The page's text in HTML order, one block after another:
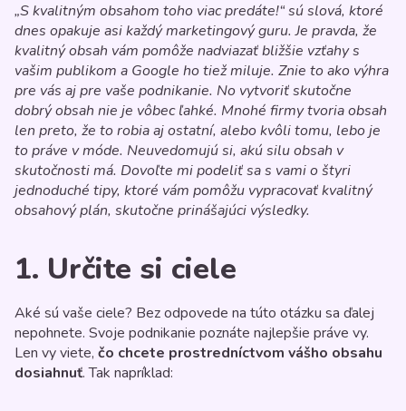
„S kvalitným obsahom toho viac predáte!“ sú slová, ktoré
dnes opakuje asi každý marketingový guru. Je pravda, že
kvalitný obsah vám pomôže nadviazať bližšie vzťahy s
vašim publikom a Google ho tiež miluje. Znie to ako výhra
pre vás aj pre vaše podnikanie. No vytvoriť skutočne
dobrý obsah nie je vôbec ľahké. Mnohé firmy tvoria obsah
len preto, že to robia aj ostatní, alebo kvôli tomu, lebo je
to práve v móde. Neuvedomujú si, akú silu obsah v
skutočnosti má. Dovoľte mi podeliť sa s vami o štyri
jednoduché tipy, ktoré vám pomôžu vypracovať kvalitný
obsahový plán, skutočne prinášajúci výsledky.
1. Určite si ciele
Aké sú vaše ciele? Bez odpovede na túto otázku sa ďalej
nepohnete. Svoje podnikanie poznáte najlepšie práve vy.
Len vy viete, čo chcete prostredníctvom vášho obsahu
dosiahnuť. Tak napríklad: